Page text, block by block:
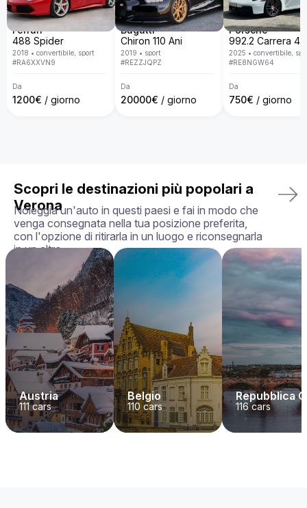
lusso con una flotta disponibile in tutta Europa. Con un
servizio personalizzato, consegna porta a porta, politiche
trasparenti e la garanzia di ricevere l'auto esattamente come
la hai scelta, in perfette condizioni, rendiamo la tua
esperienza di noleggio semplice, piacevole e su misura per
le tue esigenze.
La tua auto perfetta ti aspetta — prenota oggi la tua Aston
Martin Vanquish!
Ferrari
488 Spider
2018 • convertibile, sport
#RA6XXVN9
Da
1200€ / giorno
Bugatti
Chiron 110 Ani
2019 • sport
#REZZJQPZ
Da
20000€ / giorno
Porsche
2025 • convertibile,
#RE8NGW64
Da
750€ / giorno
Scopri le destinazioni più popolari a
Verona
Noleggia un'auto in questi paesi e fai in modo che
venga consegnata nella tua posizione preferita,
con l'opzione di ritirarla in un luogo e riconsegnarla
in un altro.
Austria
111cars
Belgio
110 cars
Repubblica
116cars